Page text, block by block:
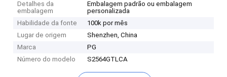
Detalhes da
embalagem
Embalagem padrão ou embalagem
personalizada
Habilidade da fonte
100k por mês
Lugar de origem
Shenzhen, China
Marca
PG
Número do modelo
S2564GTLCA